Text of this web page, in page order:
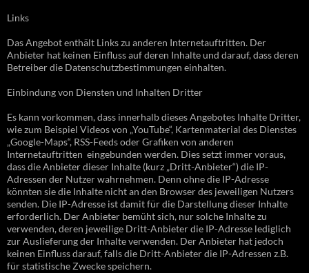
Links
Das Angebot enthält Links zu anderen Internetauftritten. Der
Anbieter hat keinen Einfluss auf deren Inhalte und darauf, dass deren
Betreiber die Datenschutzbestimmungen einhalten.
Einbindung von Diensten und Inhalten Dritter
Es kann vorkommen, dass innerhalb dieses Angebotes Inhalte Dritter,
wie zum Beispiel Videos von „YouTube“, Kartenmaterial des Dienstes
„Google-Maps“, RSS-Feeds oder Grafiken von anderen
Internetauftritten eingebunden werden. Dies setzt immer voraus,
dass die Anbieter dieser Inhalte (kurz „Dritt-Anbieter“) die IP-
Adressen der Nutzer wahrnehmen. Denn ohne die IP-Adresse
könnten sie die Inhalte nicht an den Browser des jeweiligen Nutzers
senden. Die IP-Adresse ist damit für die Darstellung dieser Inhalte
erforderlich. Der Anbieter bemüht sich, nur solche Inhalte zu
verwenden, deren jeweilige Dritt-Anbieter die IP-Adresse lediglich
zur Auslieferung der Inhalte verwenden. Der Anbieter hat jedoch
keinen Einfluss darauf, falls die Dritt-Anbieter die IP-Adressen z.B.
für statistische Zwecke speichern.